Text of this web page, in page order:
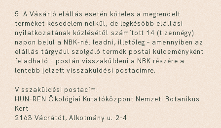
5. A Vásárló elállás esetén köteles a megrendelt
terméket késedelem nélkül, de legkésőbb elállási
nyilatkozatának közlésétől számított 14 (tizennégy)
napon belül a NBK-nél leadni, illetőleg – amennyiben az
elállás tárgyául szolgáló termék postai küldeményként
feladható – postán visszaküldeni a NBK részére a
lentebb jelzett visszaküldési postacímre.
Visszaküldési postacím:
HUN-REN Ökológiai Kutatóközpont Nemzeti Botanikus
Kert
2163 Vácrátót, Alkotmány u. 2-4.